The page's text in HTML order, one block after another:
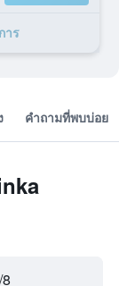
าร
คำถามที่พบบ่อย